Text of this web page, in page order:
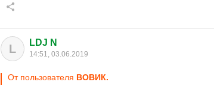
L LDJ N
14:51, 03.06.2019
От пользователя ВОВИК.